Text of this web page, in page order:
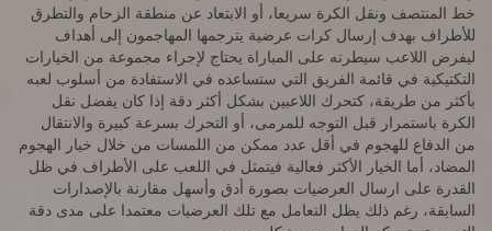
خط المنتصف ونقل الكرة سريعا، أو الابتعاد عن منطقة الزحام والتطرق
للأطراف بهدف إرسال كرات عرضية يترجمها المهاجمون إلى أهداف
ليفرض اللاعب سيطرته على المباراة يحتاج لإجراء مجموعة من الخيارات
التكتيكية في قائمة الفريق التي ستساعده في الاستفادة من أسلوب لعبه
بأكثر من طريقة، كتحرك اللاعبين بشكل أكثر دقة إذا كان يفضل نقل
الكرة باستمرار قبل التوجه للمرمى، أو التحرك بسرعة كبيرة والانتقال
من الدفاع للهجوم في أقل عدد ممكن من اللمسات من خلال خيار الهجوم
المضاد، أما الخيار الأكثر فعالية فيتمثل في اللعب على الأطراف في ظل
القدرة على ارسال العرضيات بصورة أدق وأسهل مقارنة بالإصدارات
السابقة، رغم ذلك يظل التعامل مع تلك العرضيات معتمدا على مدى دقة